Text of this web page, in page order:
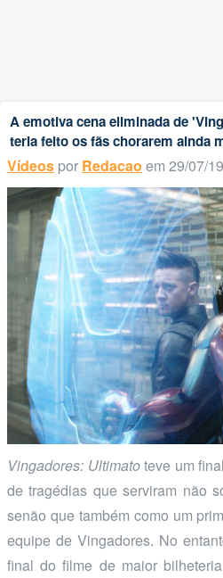
A emotiva cena eliminada de
teria feito os fãs chorarem ainda
Vídeos por Redacao em 29/07/19
Vingadores: Ultimatoteve um
de tragédias que serviram não
senão que também como um
equipe de Vingadores. No
final do filme de maior